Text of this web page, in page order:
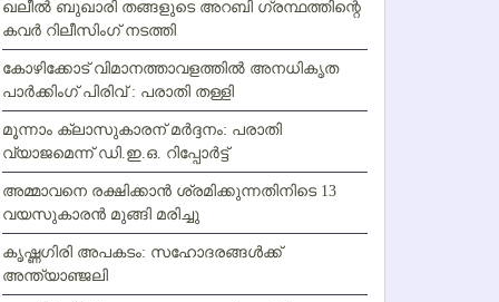
ഖലീല്‍ ബുഖാരി തങ്ങളുടെ അറബി ഗ്രന്ഥത്തിന്റെ
കവര്‍ റിലീസിംഗ് നടത്തി
കോഴിക്കോട് വിമാനത്താവളത്തില്‍ അനധികൃത
പാര്‍ക്കിംഗ് പിരിവ് : പരാതി തള്ളി
മൂന്നാം ക്ലാസുകാരന് മര്‍ദ്ദനം: പരാതി
വ്യാജമെന്ന് ഡി.ഇ.ഒ. റിപ്പോര്‍ട്ട്
അമ്മാവനെ രക്ഷിക്കാന്‍ ശ്രമിക്കുന്നതിനിടെ 13
വയസുകാരന്‍ മുങ്ങി മരിച്ചു
കൃഷ്ണഗിരി അപകടം: സഹോദരങ്ങള്‍ക്ക്
അന്ത്യാഞ്ജലി